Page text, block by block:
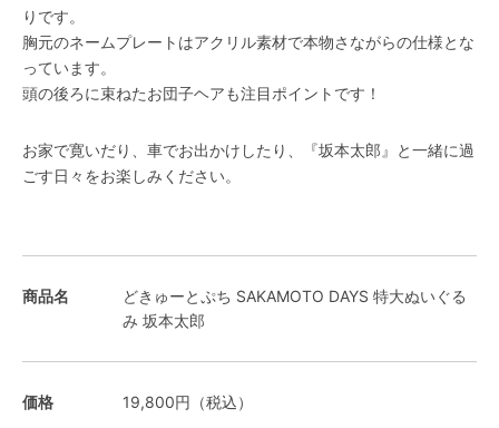
りです。
胸元のネームプレートはアクリル素材で本物さながらの仕様とな
っています。
頭の後ろに束ねたお団子ヘアも注目ポイントです！
お家で寛いだり、車でお出かけしたり、『坂本太郎』と一緒に過
ごす日々をお楽しみください。
商品名
どきゅーとぷち SAKAMOTO DAYS 特大ぬいぐる
み 坂本太郎
価格 19,800円（税込）